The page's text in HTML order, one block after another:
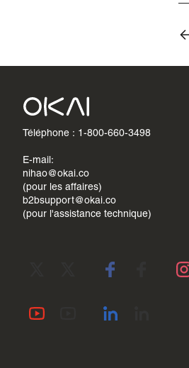
Téléphone : 1-800-660-3498
E-mail:
nihao@okai.co
(pour les affaires)
b2bsupport@okai.co
(pour l'assistance technique)